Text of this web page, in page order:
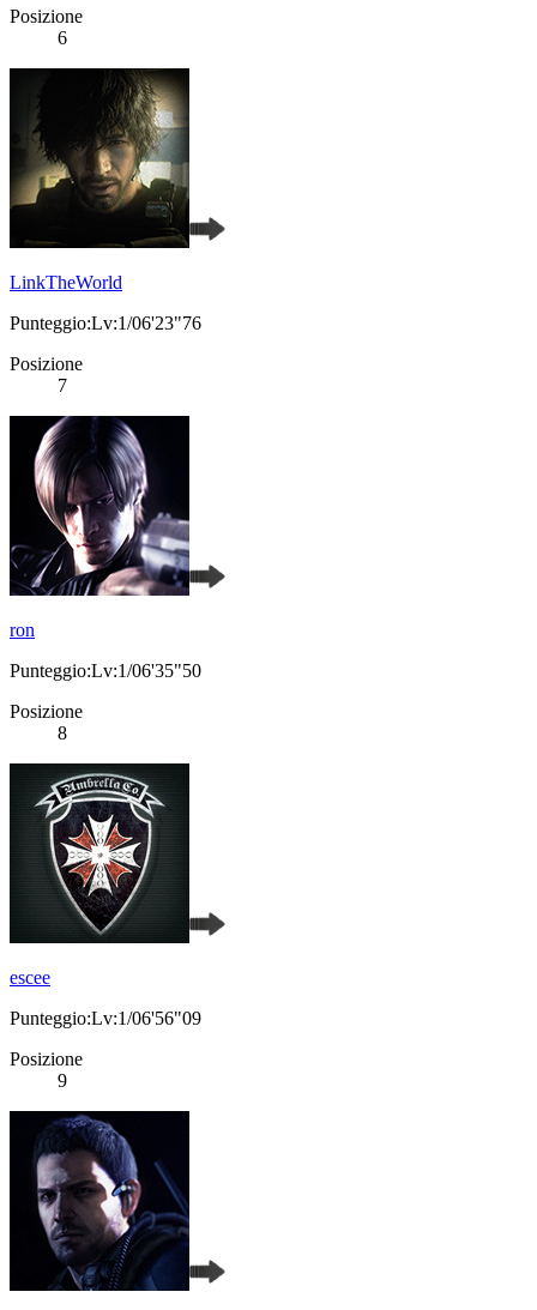
Posizione
6
LinkTheWorld
Punteggio:Lv:1/06'23"76
Posizione
7
ron
Punteggio:Lv:1/06'35"50
Posizione
8
escee
Punteggio:Lv:1/06'56"09
Posizione
9